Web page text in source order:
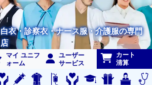
白衣・診察衣・ナース服・介護服の専門
店
マイ ユニフ
ォーム
ユーザー
サービス
カート
清算